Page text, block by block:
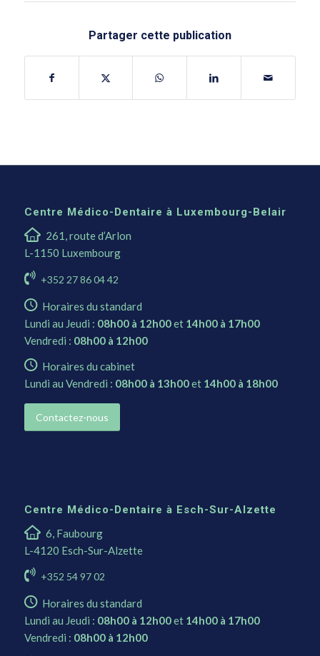
Partager cette publication
Centre Médico-Dentaire à Luxembourg-Belair
261, route d’Arlon
L-1150 Luxembourg
+352 27 86 04 42
Horaires du standard
Lundi au Jeudi : 08h00 à 12h00et 14h00 à 17h00
Vendredi : 08h00 à 12h00
Horaires du cabinet
Lundi au Vendredi : 08h00 à 13h00et 14h00 à 18h00
Contactez-nous
Centre Médico-Dentaire à Esch-Sur-Alzette
6, Faubourg
L-4120 Esch-Sur-Alzette
+352 54 97 02
Horaires du standard
Lundi au Jeudi : 08h00 à 12h00et 14h00 à 17h00
Vendredi : 08h00 à 12h00